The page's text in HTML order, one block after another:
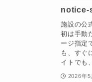
notice-
施設の公
初は手動
ージ指定
も、すぐ
イトでも
2026年5